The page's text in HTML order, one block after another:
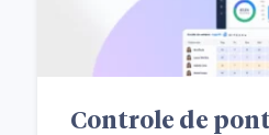
Controle de